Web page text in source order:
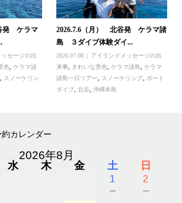
発 ケラマ
セージの出
色, ケラマ諸
, スノーケリン
2026.7.6（月） 北谷発 ケラマ諸
島 ３ダイブ体験ダイ...
2026.07.08
アイランドメッセージの出
来事, きれいな景色,ケラマ諸島,ケラマ
諸島一日ツアー, スノーケリング,ボート
ダイブ,北谷,沖縄本島
カレンダー
2026年8月
水 木 金 土 日
1
－
2
－